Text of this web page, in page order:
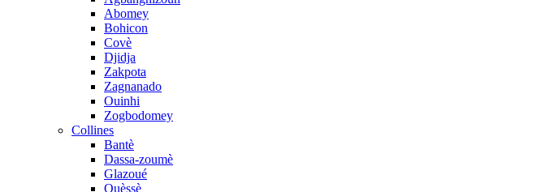
Abomey
Bohicon
Covè
Djidja
Zakpota
Zagnanado
Ouinhi
Zogbodomey
Collines
Bantè
Dassa-zoumè
Glazoué
Ouèssè